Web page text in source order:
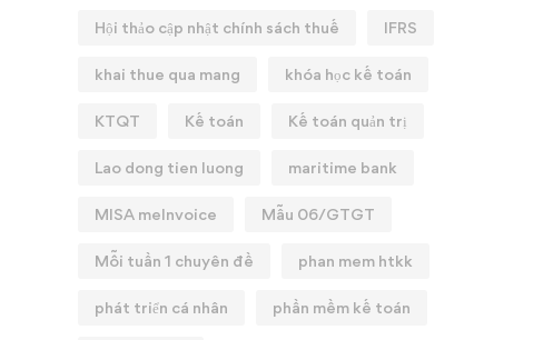
Hội thảo cập nhật chính sách thuế IFRS
khai thue qua mang khóa học kế toán
KTQT Kế toán Kế toán quản trị
Lao dong tien luong maritime bank
MISA meInvoice Mẫu 06/GTGT
Mỗi tuần 1 chuyên đề phan mem htkk
phát triển cá nhân phần mềm kế toán